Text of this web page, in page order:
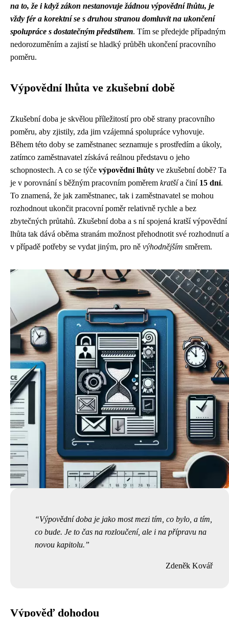
na to, že i když zákon nestanovuje žádnou výpovědní lhůtu, je
vždy fér a korektní se s druhou stranou domluvit na ukončení
spolupráce s dostatečným předstihem. Tím se předejde případným
nedorozuměním a zajistí se hladký průběh ukončení pracovního
poměru.
Výpovědní lhůta ve zkušební době
Zkušební doba je skvělou příležitostí pro obě strany pracovního
poměru, aby zjistily, zda jim vzájemná spolupráce vyhovuje.
Během této doby se zaměstnanec seznamuje s prostředím a úkoly,
zatímco zaměstnavatel získává reálnou představu o jeho
schopnostech. A co se týče výpovědní lhůty ve zkušební době? Ta
je v porovnání s běžným pracovním poměrem kratšía činí 15 dní.
To znamená, že jak zaměstnanec, tak i zaměstnavatel se mohou
rozhodnout ukončit pracovní poměr relativně rychle a bez
zbytečných průtahů. Zkušební doba a s ní spojená kratší výpovědní
lhůta tak dává oběma stranám možnost přehodnotit své rozhodnutí a
v případě potřeby se vydat jiným, pro ně výhodnějším směrem.
Výpovědní doba je jako most mezi tím, co bylo, a tím,
co bude. Je to čas na rozloučení, ale i na přípravu na
novou kapitolu.
Zdeněk Kovář
Výpověď dohodou